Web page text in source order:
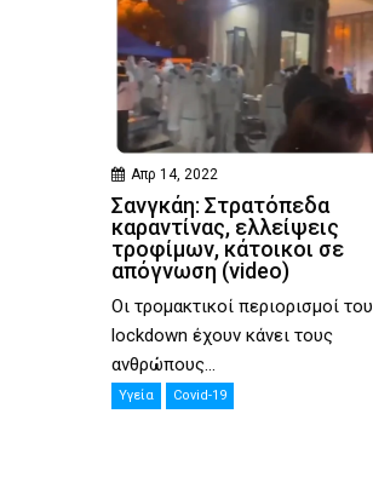
Απρ 14, 2022
Σανγκάη: Στρατόπεδα
καραντίνας, ελλείψεις
τροφίμων, κάτοικοι σε
απόγνωση (video)
Οι τρομακτικοί περιορισμοί του
lockdown έχουν κάνει τους
ανθρώπους...
Υγεία Covid-19